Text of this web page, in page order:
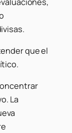
que el
La